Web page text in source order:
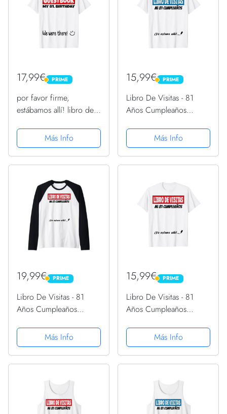
17,99€ PRIME
PRIME
por favor firme,
estábamos allí! libro de
cumpleaños Camiseta
Más Info
15,99€ PRIME
PRIME
Libro De Visitas - 81
Años Cumpleaños
CamisetaMás Info
19,99€ PRIME
PRIME
Libro De Visitas - 81
Años Cumpleaños
Camiseta Manga Raglan
Más Info
15,99€ PRIME
PRIME
Libro De Visitas - 81
Años Cumpleaños
CamisetaMás Info